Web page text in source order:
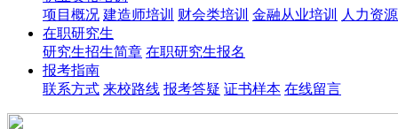
项目概况 建造师培训 财会类培训 金融从业培训
人力资
在职研究生
研究生招生简章 在职研究生报名
报考指南
联系方式 来校路线 报考答疑 证书样本 在线留言